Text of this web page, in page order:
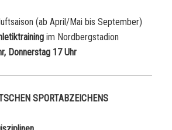
(ab April/Mai bis September)
im Nordbergstadion
Donnerstag 17 Uhr
SPORTABZEICHENS